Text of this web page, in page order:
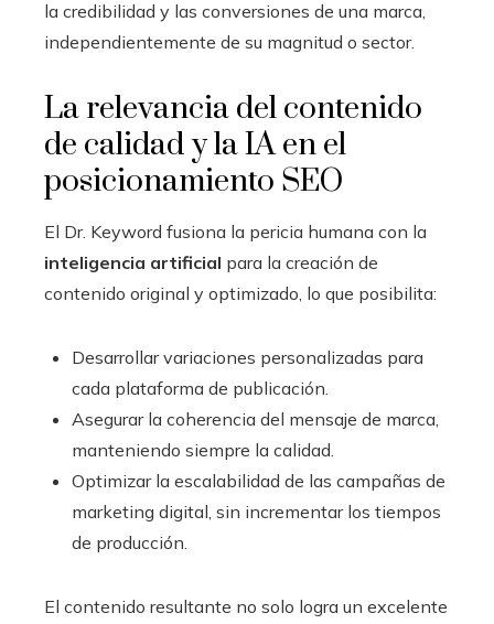
la credibilidad y las conversiones de una marca,
independientemente de su magnitud o sector.
La relevancia del contenido
de calidad y la IA en el
posicionamiento SEO
El Dr. Keyword fusiona la pericia humana con la
inteligencia artificial para la creación de
contenido original y optimizado, lo que posibilita:
Desarrollar variaciones personalizadas para
cada plataforma de publicación.
Asegurar la coherencia del mensaje de marca,
manteniendo siempre la calidad.
Optimizar la escalabilidad de las campañas de
marketing digital, sin incrementar los tiempos
de producción.
El contenido resultante no solo logra un excelente